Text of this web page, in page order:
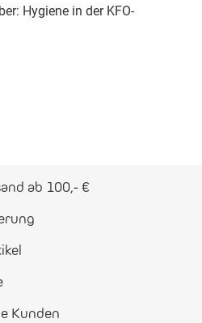
Hygiene in der KFO-
ab 100,- €
Kunden